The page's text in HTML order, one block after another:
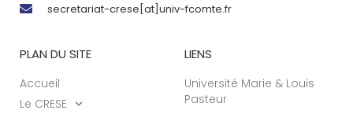
secretariat-crese[at]univ-fcomte.fr
PLAN DU SITE
Accueil
Le CRESE
LIENS
Université Marie & Louis
Pasteur